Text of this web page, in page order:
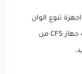
تنوع الوان
الفلمنت للطابعات ثلاثية الأبعاد، بما في ذلك جهاز CFS من